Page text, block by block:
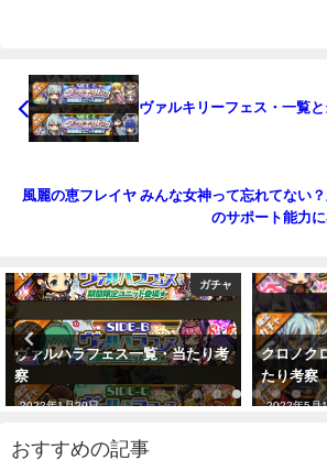
ヴァルキリーフェス・一覧
風麗の恵フレイヤ みんな女神って忘れてない
のサポート能力
ガチャ
クロノクロイツフェス・一覧と当
たり考察
2022年5月17日
クリスマ
ニットは
り
おすすめの記事